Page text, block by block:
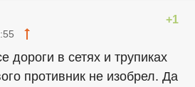
+1
дороги в сетях и трупиках
противник не изобрел. Да